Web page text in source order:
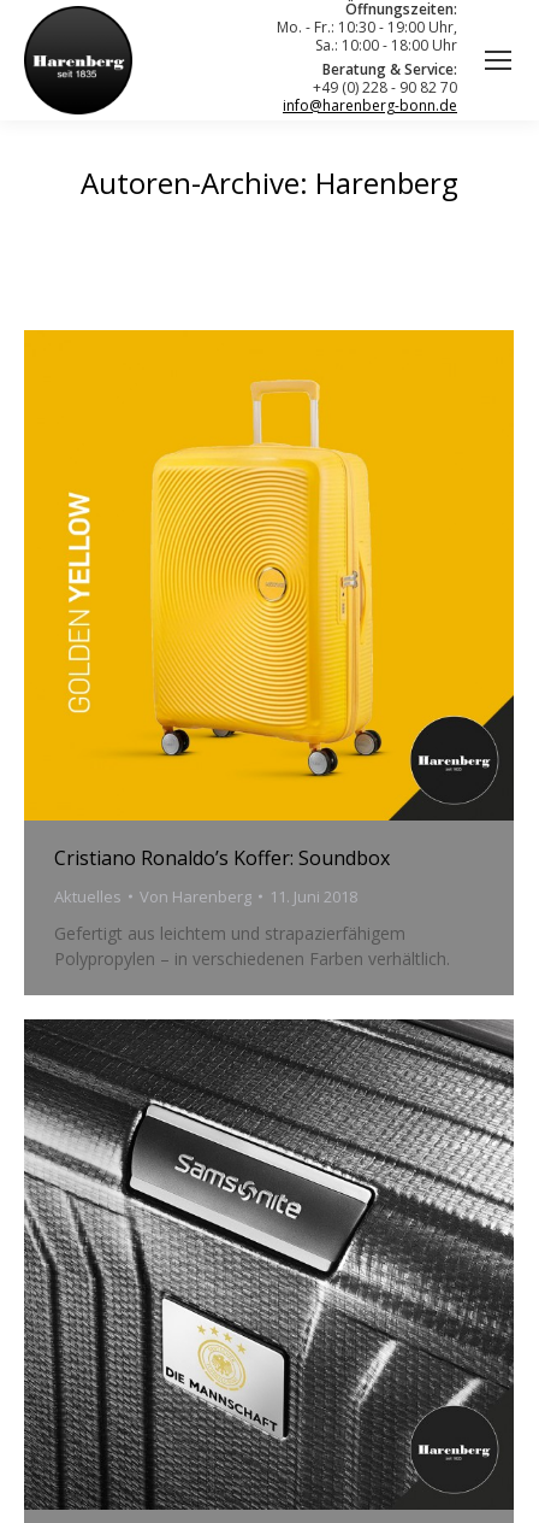
Öffnungszeiten:
Mo. - Fr.: 10:30 - 19:00 Uhr,
Sa.: 10:00 - 18:00 Uhr
Beratung & Service:
+49 (0) 228 - 90 82 70
info@harenberg-bonn.de
Autoren-Archive: Harenberg
Cristiano Ronaldo’s Koffer: Soundbox
Aktuelles Von Harenberg 11. Juni 2018
Gefertigt aus leichtem und strapazierfähigem
Polypropylen – in verschiedenen Farben verhältlich.